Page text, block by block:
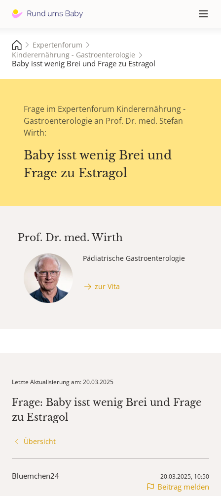
≡
Expertenforum
Kinderernährung - Gastroenterologie
Baby isst wenig Brei und Frage zu Estragol
Frage im Expertenforum Kinderernährung -
Gastroenterologie an Prof. Dr. med. Stefan
Wirth:
Baby isst wenig Brei und
Frage zu Estragol
Prof. Dr. med.Wirth
Pädiatrische Gastroenterologie
zur Vita
Letzte Aktualisierung am: 20.03.2025
Frage: Baby isst wenig Brei und Frage
zu Estragol
Übersicht
Bluemchen24 20.03.2025, 10:50
Beitrag melden